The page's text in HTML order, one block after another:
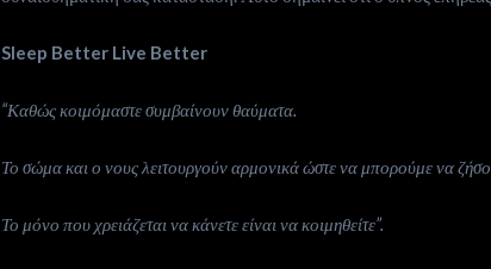
Sleep Better Live Better
“Καθώς κοιμόμαστε συμβαίνουν θαύματα.
Το σώμα και ο νους λειτουργούν αρμονικά ώστε να μπορούμε να
Το μόνο που χρειάζεται να κάνετε είναι να κοιμηθείτε”.